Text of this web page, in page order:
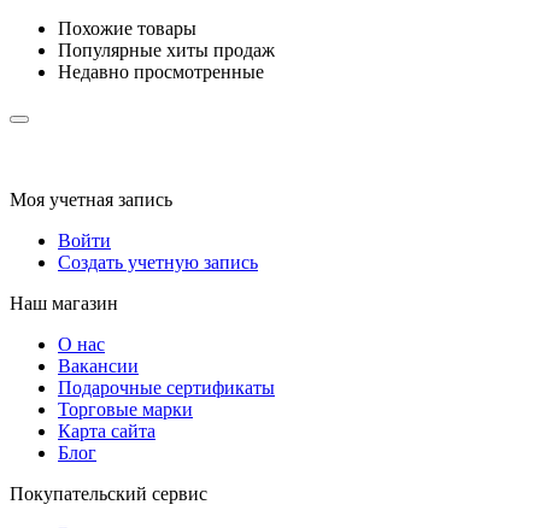
Похожие товары
Популярные хиты продаж
Недавно просмотренные
Моя учетная запись
Войти
Создать учетную запись
Наш магазин
О нас
Вакансии
Подарочные сертификаты
Торговые марки
Карта сайта
Блог
Покупательский сервис